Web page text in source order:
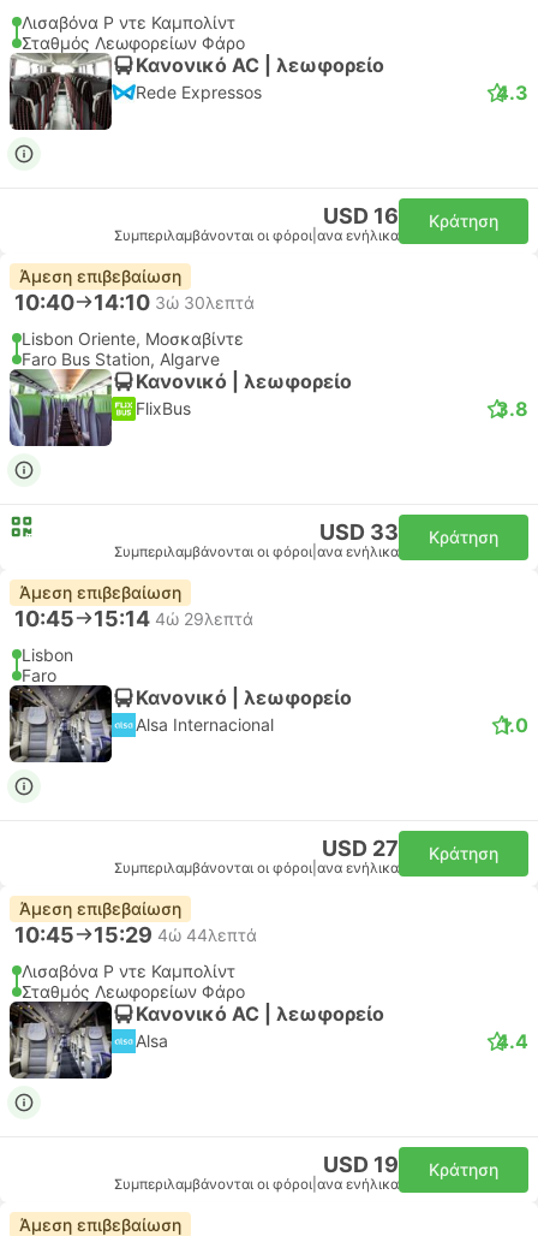
Λισαβόνα Ρ ντε Καμπολίντ
Σταθμός Λεωφορείων Φάρο
Κανονικό AC | λεωφορείο
Rede Expressos 4.3
USD 16
Συμπεριλαμβάνονται οι φόροι ανα ενήλικα
Κράτηση
Άμεση επιβεβαίωση
10:40 14:10 3ώ 30λεπτά
Lisbon Oriente, Μοσκαβίντε
Faro Bus Station, Algarve
Κανονικό | λεωφορείο
FlixBus 3.8
USD 33
Συμπεριλαμβάνονται οι φόροι ανα ενήλικα
Κράτηση
Άμεση επιβεβαίωση
10:45 15:14 4ώ 29λεπτά
Lisbon
Faro
Κανονικό | λεωφορείο
Alsa Internacional 1.0
USD 27
Συμπεριλαμβάνονται οι φόροι ανα ενήλικα
Κράτηση
Άμεση επιβεβαίωση
10:45 15:29 4ώ 44λεπτά
Λισαβόνα Ρ ντε Καμπολίντ
Σταθμός Λεωφορείων Φάρο
Κανονικό AC | λεωφορείο
Alsa 4.4
USD 19
Συμπεριλαμβάνονται οι φόροι ανα ενήλικα
Κράτηση
Άμεση επιβεβαίωση